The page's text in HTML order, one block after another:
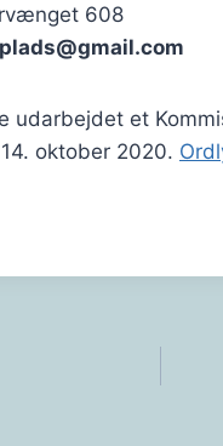
608
udarbejdet et
oktober 2020.